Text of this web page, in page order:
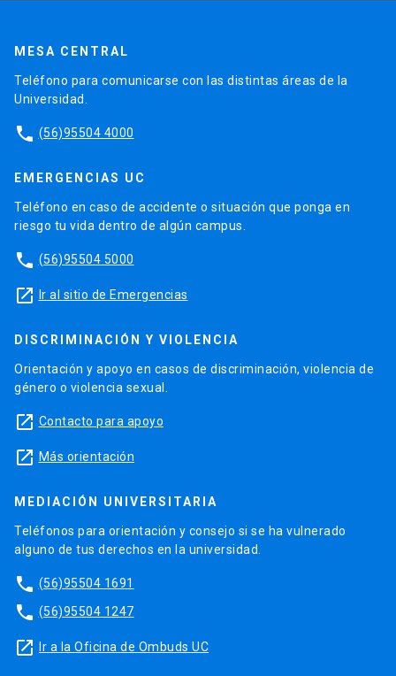
MESA CENTRAL
Teléfono para comunicarse con las distintas áreas de la
Universidad.
phone (56)95504 4000
EMERGENCIAS UC
Teléfono en caso de accidente o situación que ponga en
riesgo tu vida dentro de algún campus.
phone (56)95504 5000
launch Ir al sitio de Emergencias
DISCRIMINACIÓN Y VIOLENCIA
Orientación y apoyo en casos de discriminación, violencia de
género o violencia sexual.
launch Contacto para apoyo
launch Más orientación
MEDIACIÓN UNIVERSITARIA
Teléfonos para orientación y consejo si se ha vulnerado
alguno de tus derechos en la universidad.
phone (56)95504 1691
phone (56)95504 1247
launch Ir a la Oficina de Ombuds UC